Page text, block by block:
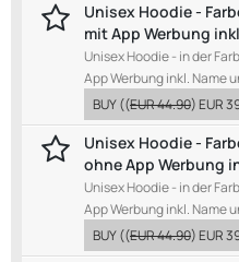
Unisex Hoodie -
mit App Werbung
Unisex Hoodie - in der
App Werbung inkl. Name
BUY((EUR 44.90)EUR
Unisex Hoodie -
ohne App Werbung
Unisex Hoodie - in der
App Werbung inkl. Name
BUY((EUR 44.90)EUR